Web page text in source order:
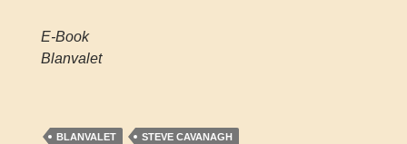
E-Book
Blanvalet
BLANVALET STEVE CAVANAGH